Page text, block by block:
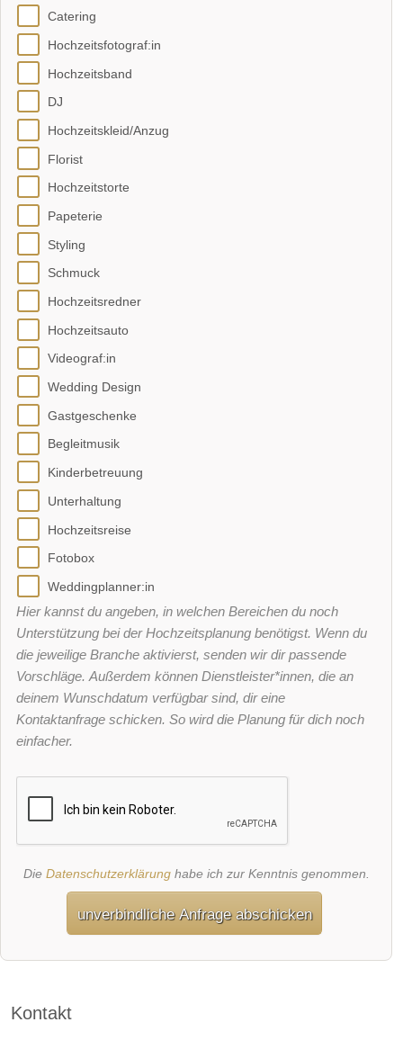
Catering
Hochzeitsfotograf:in
Hochzeitsband
DJ
Hochzeitskleid/Anzug
Florist
Hochzeitstorte
Papeterie
Styling
Schmuck
Hochzeitsredner
Hochzeitsauto
Videograf:in
Wedding Design
Gastgeschenke
Begleitmusik
Kinderbetreuung
Unterhaltung
Hochzeitsreise
Fotobox
Weddingplanner:in
Hier kannst du angeben, in welchen Bereichen du noch
Unterstützung bei der Hochzeitsplanung benötigst. Wenn du
die jeweilige Branche aktivierst, senden wir dir passende
Vorschläge. Außerdem können Dienstleister*innen, die an
deinem Wunschdatum verfügbar sind, dir eine
Kontaktanfrage schicken. So wird die Planung für dich noch
einfacher.
Die Datenschutzerklärunghabe ich zur Kenntnis genommen.
unverbindliche Anfrage abschicken
Kontakt